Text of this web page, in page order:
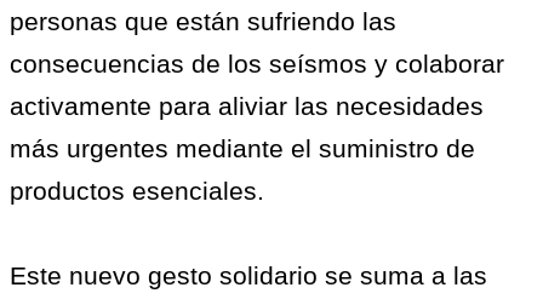
personas que están sufriendo las
consecuencias de los seísmos y colaborar
activamente para aliviar las necesidades
más urgentes mediante el suministro de
productos esenciales.
Este nuevo gesto solidario se suma a las